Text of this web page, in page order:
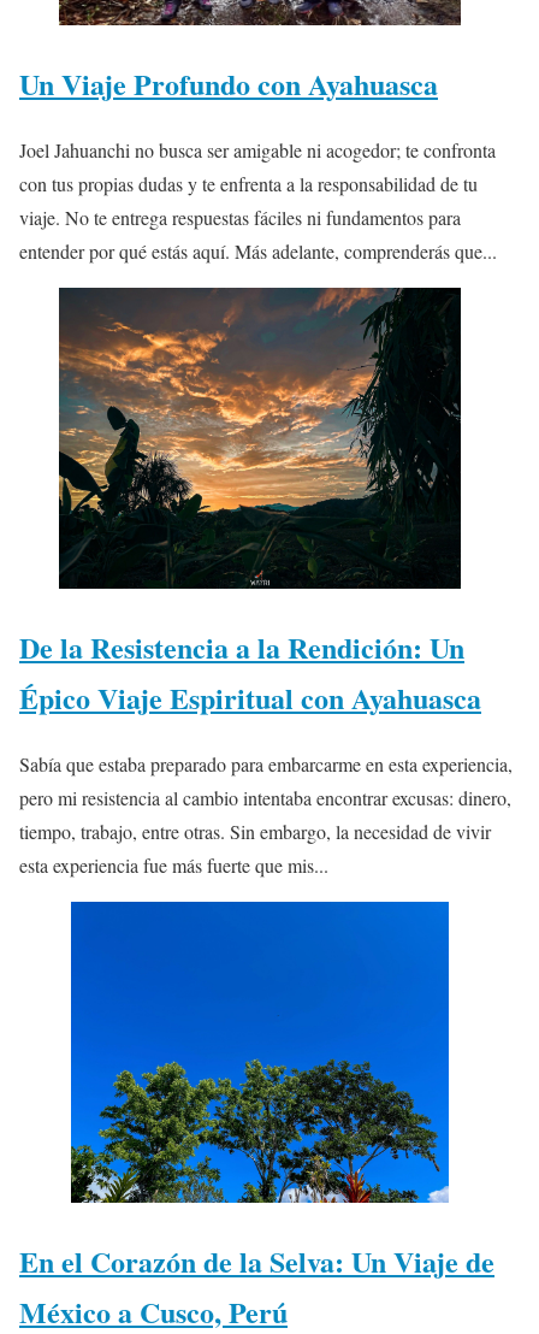
Un Viaje Profundo con Ayahuasca
Joel Jahuanchi no busca ser amigable ni acogedor; te confronta
con tus propias dudas y te enfrenta a la responsabilidad de tu
viaje. No te entrega respuestas fáciles ni fundamentos para
entender por qué estás aquí. Más adelante, comprenderás que...
De la Resistencia a la Rendición: Un
Épico Viaje Espiritual con Ayahuasca
Sabía que estaba preparado para embarcarme en esta experiencia,
pero mi resistencia al cambio intentaba encontrar excusas: dinero,
tiempo, trabajo, entre otras. Sin embargo, la necesidad de vivir
esta experiencia fue más fuerte que mis...
En el Corazón de la Selva: Un Viaje de
México a Cusco, Perú